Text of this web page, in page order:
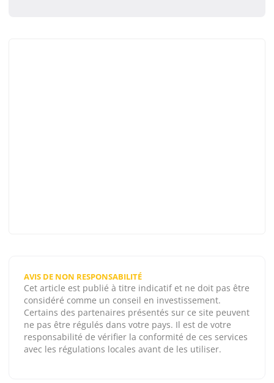
AVIS DE NON RESPONSABILITÉ
Cet article est publié à titre indicatif et ne doit pas être
considéré comme un conseil en investissement.
Certains des partenaires présentés sur ce site peuvent
ne pas être régulés dans votre pays. Il est de votre
responsabilité de vérifier la conformité de ces services
avec les régulations locales avant de les utiliser.